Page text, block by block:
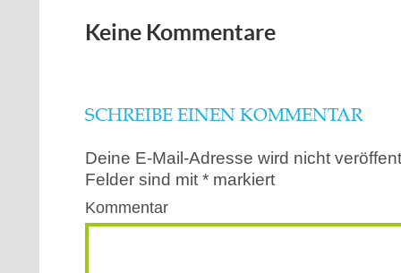
Keine Kommentare
SCHREIBE EINEN KOMMENTAR
Deine E-Mail-Adresse wird nicht
Felder sind mit * markiert
Kommentar